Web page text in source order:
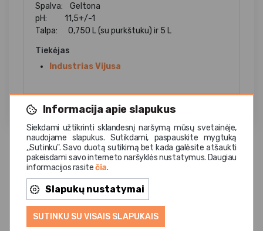
Informacija apie slapukus
Siekdami užtikrinti sklandesnį naršymą mūsų svetainėje,
naudojame slapukus. Sutikdami, paspauskite mygtuką
,,Sutinku". Savo duotą sutikimą bet kada galėsite atšaukti
pakeisdami savo interneto naršyklės nustatymus. Daugiau
informacijos rasitečia.
Slapukų nustatymai
SUTINKU SU VISAIS SLAPUKAIS
Spalva: Geltona
pH: 11,5+/-1
Talpa: 0,750 L (su purkštuku) ir 5 L
Tiekėjas
Industrias Vijusa
Panašios prekės